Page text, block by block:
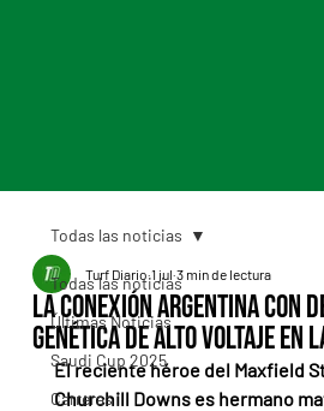
Todas las noticias
Últimas Noticias
Saudi Cup 2025
Carreras
Todas las noticias
La conexión argentina con
genética de alto voltaje en
Turf Diario 1 jul 3 min de lectura
El reciente héroe del Maxfield
Churchill Downs es hermano